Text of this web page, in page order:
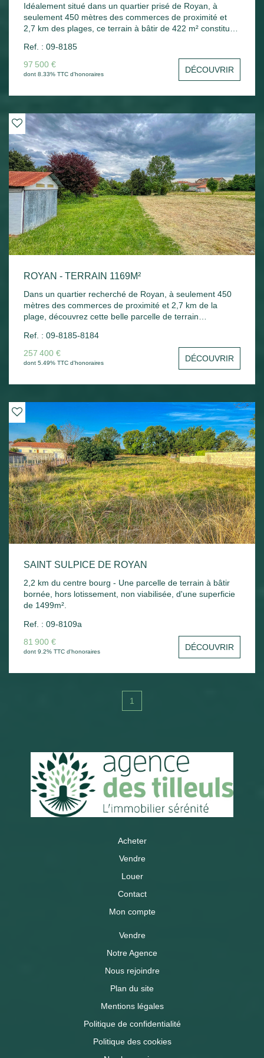
Idéalement situé dans un quartier prisé de Royan, à
seulement 450 mètres des commerces de proximité et
2,7 km des plages, ce terrain à bâtir de 422 m² constitue
immobilier. En zone UDa, il bénéficie d'une emprise au sol
maximale de 50 %, offrant de nombreuses possibilités de
construction. Ce terrain plat, non viabilisé, est libre de
constructeur, vous permettant de concevoir une maison
qui vous ressemble, selon vos envies et vos besoins. Un
commodités, pour une vie entre ville et bord de mer.
Ref. : 09-8185
97 500 €
dont 8.33% TTC d'honoraires DÉCOUVRIR
ROYAN - TERRAIN 1169M²
Dans un quartier recherché de Royan, à seulement 450
mètres des commerces de proximité et 2,7 km de la
plage, découvrez cette belle parcelle de terrain
UDa, ce terrain plat offre une emprise au sol maximale de
50 %, permettant de nombreux projets de construction.
Non viabilisé, il est libre de constructeur, vous laissant
toute liberté pour concevoir la maison de vos envies. Un
cadre idéal pour un projet résidentiel, à deux pas des
Ref. : 09-8185-8184
257 400 €
dont 5.49% TTC d'honoraires DÉCOUVRIR
SAINT SULPICE DE ROYAN
2,2 km du centre bourg - Une parcelle de terrain à bâtir
bornée, hors lotissement, non viabilisée, d'une superficie
de 1499m².
Ref. : 09-8109a
81 900 €
dont 9.2% TTC d'honoraires DÉCOUVRIR
1
Acheter
Vendre
Louer
Contact
Mon compte
Vendre
Notre Agence
Nous rejoindre
Plan du site
Mentions légales
Politique de confidentialité
Politique des cookies